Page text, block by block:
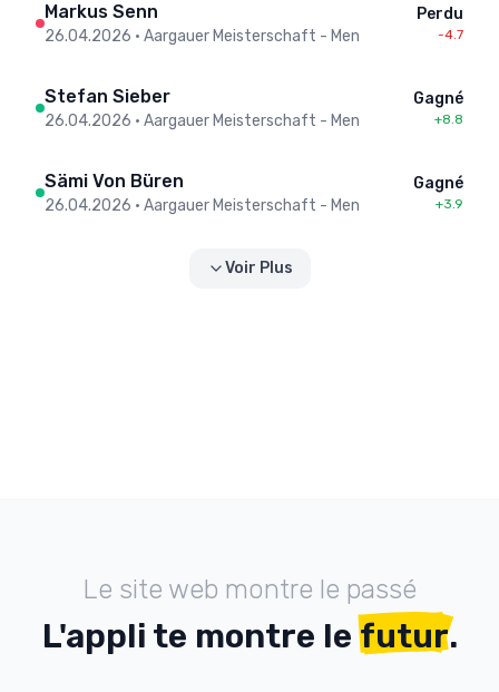
Markus Senn
26.04.2026 • Aargauer Meisterschaft - Men
Perdu
-4.7
Stefan Sieber
26.04.2026 • Aargauer Meisterschaft - Men
Gagné
+8.8
Sämi Von Büren
26.04.2026 • Aargauer Meisterschaft - Men
Gagné
+3.9
Voir Plus
Le site web montre le passé
L'appli te montre lefutur.